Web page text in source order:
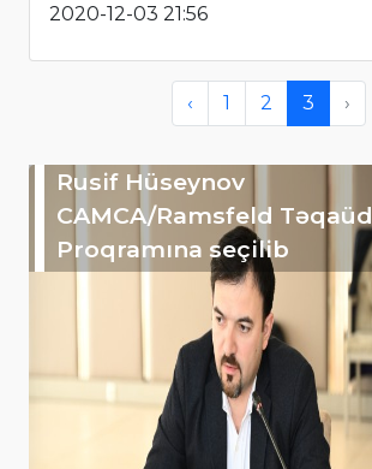
2020-12-03 21:56
‹ 1 2 3 ›
Rusif Hüseynov
CAMCA/Ramsfeld Təqaüd
Proqramına seçilib